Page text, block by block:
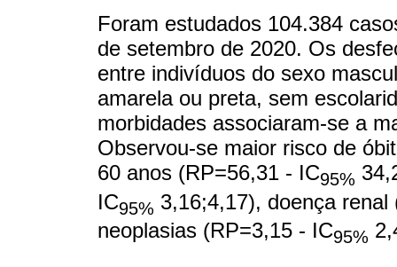
Foram estudados 104.384
de setembro de 2020. Os
entre indivíduos do sexo
amarela ou preta, sem
morbidades associaram-se a
Observou-se maior risco de
60 anos (RP=56,31 - IC95%
IC95% 3,16;4,17), doença renal
neoplasias (RP=3,15 - IC95%